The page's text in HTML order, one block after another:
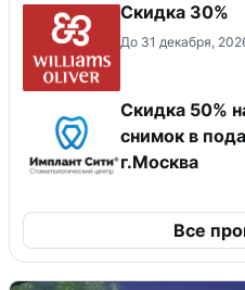
Скидка 30%
До 31 декабря,
Скидка 50%
снимок в подарок. Акция
г.Москва
Все